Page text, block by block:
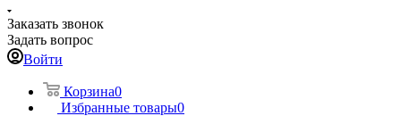
Заказать звонок
Задать вопрос
Войти
Корзина0
Избранные товары0